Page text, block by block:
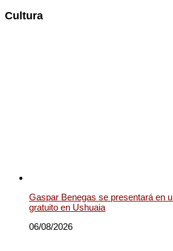
Cultura
Gaspar Benegas se presentará en
gratuito en Ushuaia
06/08/2026